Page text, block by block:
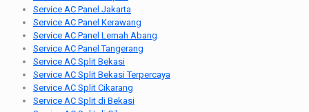
Service AC Panel Jakarta
Service AC Panel Kerawang
Service AC Panel Lemah Abang
Service AC Panel Tangerang
Service AC Split Bekasi
Service AC Split Bekasi Terpercaya
Service AC Split Cikarang
Service AC Split di Bekasi